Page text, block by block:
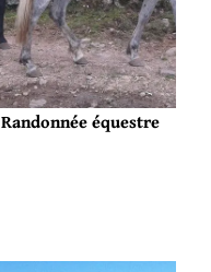
Randonnée équestre